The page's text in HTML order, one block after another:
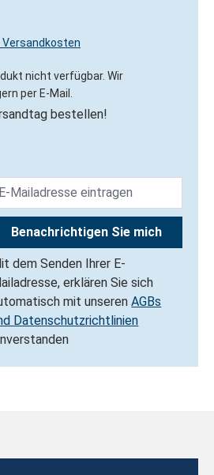
Versandkosten
nicht verfügbar. Wir
per E-Mail.
bestellen!
Benachrichtigen Sie mich
dem Senden Ihrer E-
erklären Sie sich
mit unserenAGBs
Datenschutzrichtlinien